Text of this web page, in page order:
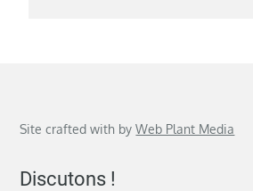
Site crafted with byWeb Plant Media
Discutons !